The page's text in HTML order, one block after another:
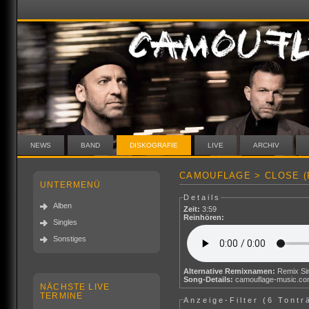
NEWS BAND DISKOGRAFIE LIVE ARCHIV
UNTERMENÜ
Alben
Singles
Sonstiges
NÄCHSTE LIVE
TERMINE
CAMOUFLAGE > CLOSE
Details
Zeit: 3:59
Reinhören:
Alternative Remixnamen: Remix
Song-Details: camouflage-
Anzeige-Filter (6